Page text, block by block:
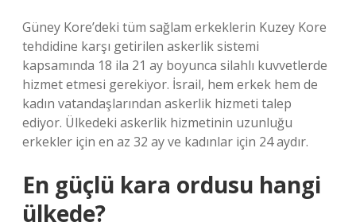
Güney Kore’deki tüm sağlam erkeklerin Kuzey Kore
tehdidine karşı getirilen askerlik sistemi
kapsamında 18 ila 21 ay boyunca silahlı kuvvetlerde
hizmet etmesi gerekiyor. İsrail, hem erkek hem de
kadın vatandaşlarından askerlik hizmeti talep
ediyor. Ülkedeki askerlik hizmetinin uzunluğu
erkekler için en az 32 ay ve kadınlar için 24 aydır.
En güçlü kara ordusu hangi
ülkede?